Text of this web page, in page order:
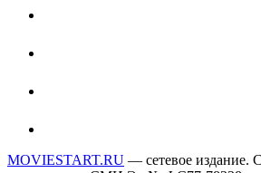
MOVIESTART.RU — сетевое издание.